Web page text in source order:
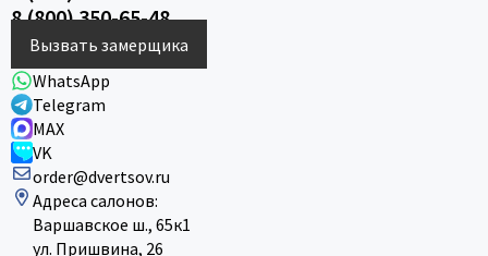
8 (800) 350-65-48
Вызвать замерщика
WhatsApp
Telegram
MAX
VK
order@dvertsov.ru
Адреса салонов:
Варшавское ш., 65к1
ул. Пришвина, 26